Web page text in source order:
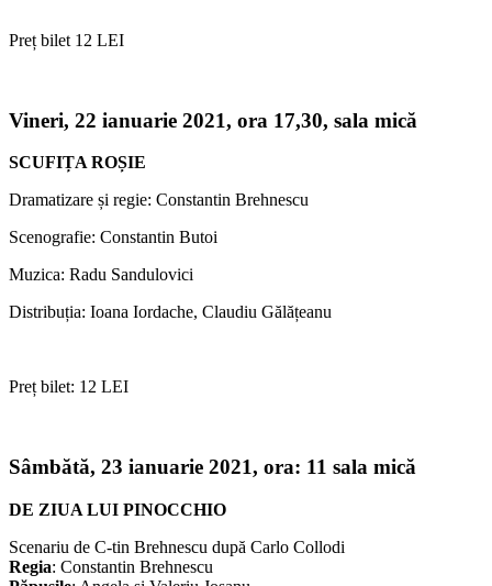
Preț bilet 12 LEI
Vineri, 22 ianuarie 2021, ora 17,30, sala mică
SCUFIȚA ROȘIE
Dramatizare și regie: Constantin Brehnescu
Scenografie: Constantin Butoi
Muzica: Radu Sandulovici
Distribuția: Ioana Iordache, Claudiu Gălățeanu
Preț bilet: 12 LEI
Sâmbătă, 23 ianuarie 2021, ora: 11 sala mică
DE ZIUA LUI PINOCCHIO
Scenariu de C-tin Brehnescu după Carlo Collodi
Regia: Constantin Brehnescu